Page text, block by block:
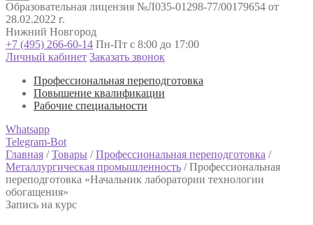
Образовательная лицензия №Л035-01298-77/00179654 от
28.02.2022 г.
Нижний Новгород
+7 (495) 266-60-14 Пн-Пт с 8:00 до 17:00
Личный кабинет Заказать звонок
Профессиональная переподготовка
Повышение квалификации
Рабочие специальности
Whatsapp
Telegram-Bot
Главная /Товары /Профессиональная переподготовка /
Металлургическая промышленность /Профессиональная
переподготовка «Начальник лаборатории технологии
обогащения»
Запись на курс